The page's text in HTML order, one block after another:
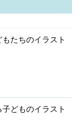
たちのイラスト
どものイラスト